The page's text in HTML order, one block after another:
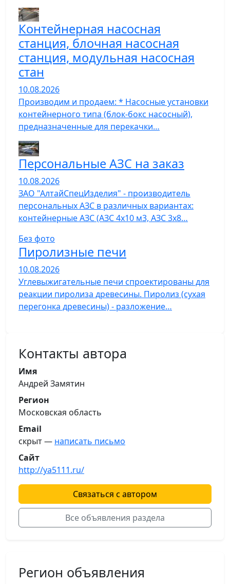
Контейнерная насосная
станция, блочная насосная
станция, модульная насосная
стан
10.08.2026
Производим и продаем: * Насосные установки
контейнерного типа (блок-бокс насосный),
предназначенные для перекачки…
Персональные АЗС на заказ
10.08.2026
ЗАО "АлтайСпецИзделия" - производитель
персональных АЗС в различных вариантах:
контейнерные АЗС (АЗС 4х10 м3, АЗС 3х8…
Без фото
Пиролизные печи
10.08.2026
Углевыжигательные печи спроектированы для
реакции пиролиза древесины. Пиролиз (сухая
перегонка древесины) - разложение…
Контакты автора
Имя
Андрей Замятин
Регион
Московская область
Email
скрыт — написать письмо
Сайт
http://ya5111.ru/
Связаться с автором
Все объявления раздела
Регион объявления